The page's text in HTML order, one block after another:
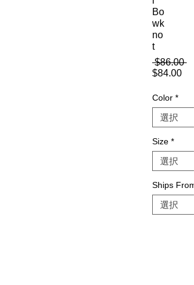
Bo
wk
no
t
$86.00 通
$84.00セ
価
Color *
Size *
Ships From